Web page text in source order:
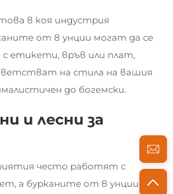
в коя индустрия
от 8 унции могат да се
с етикети, връв или плат,
на стила на вашия
до богемски.
и лесни за
често работят с
а бурканите от 8 унции са